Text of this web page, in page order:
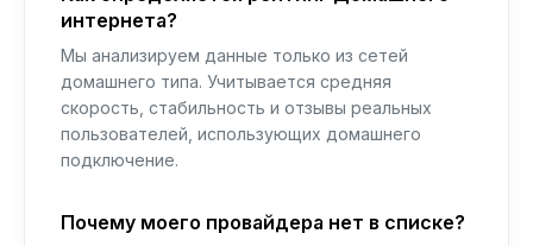
интернета?
Мы анализируем данные только из сетей
домашнего типа. Учитывается средняя
скорость, стабильность и отзывы реальных
пользователей, использующих домашнего
подключение.
Почему моего провайдера нет в списке?